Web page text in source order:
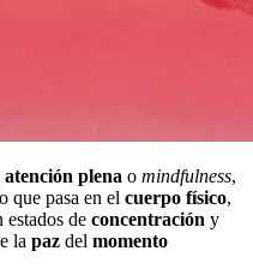
atención plena o mindfulness,
que pasa en el cuerpo físico,
estados de concentración y
la paz del momento